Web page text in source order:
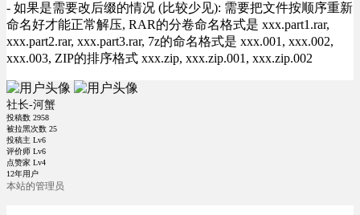
- 如果是需要改后缀的情况 (比较少见): 需要把文件按顺序重新
命名好才能正常解压, RAR的分卷命名格式是 xxx.part1.rar,
xxx.part2.rar, xxx.part3.rar, 7z的命名格式是 xxx.001, xxx.002,
xxx.003, ZIP的排序格式 xxx.zip, xxx.zip.001, xxx.zip.002
社长-河蟹
投稿数 2958
被拉黑次数 25
投稿主 Lv6
评价师 Lv6
点赞家 Lv4
12年用户
本站的管理员